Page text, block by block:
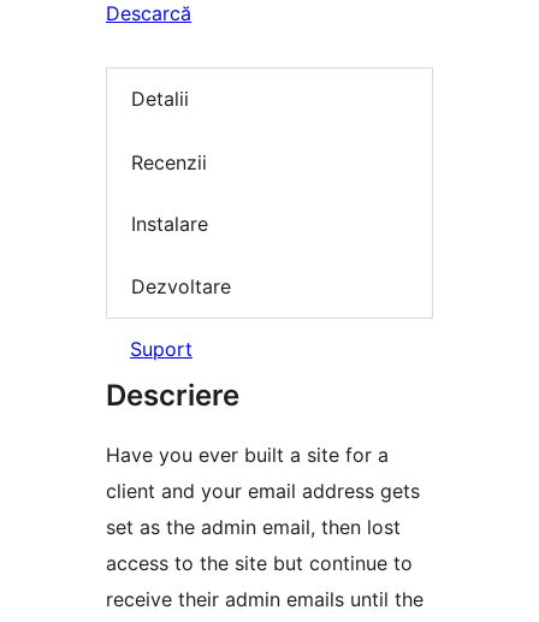
Descarcă
Detalii
Recenzii
Instalare
Dezvoltare
Suport
Descriere
Have you ever built a site for a
client and your email address gets
set as the admin email, then lost
access to the site but continue to
receive their admin emails until the